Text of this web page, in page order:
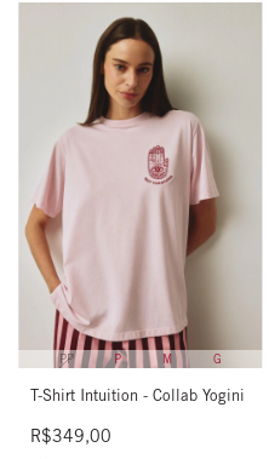
PP P M G
T-Shirt Intuition - Collab Yogini
R$349,00